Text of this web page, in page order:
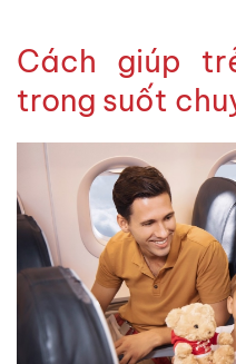
Cách giúp
trong suốt